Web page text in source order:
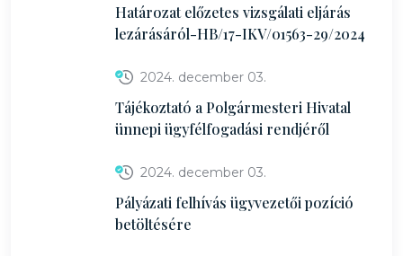
Határozat előzetes vizsgálati eljárás
lezárásáról-HB/17-IKV/01563-29/2024
2024. december 03.
Tájékoztató a Polgármesteri Hivatal
ünnepi ügyfélfogadási rendjéről
2024. december 03.
Pályázati felhívás ügyvezetői pozíció
betöltésére